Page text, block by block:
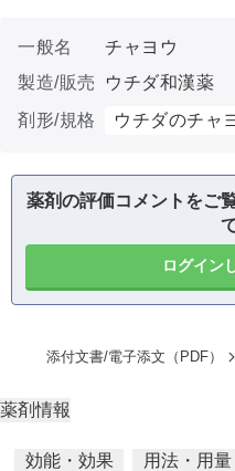
一般名
チャヨウ
製造/販売
ウチダ和漢薬
剤形/規格
ウチダのチャ
薬剤の評価コメントをご
ログイン
添付文書/電子添文（PDF）
薬剤情報
効能・効果 用法・用量